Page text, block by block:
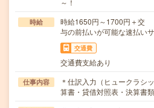
～！
時給
時給1650円～1700円＋交
与の前払いが可能な速払い
交通費
交通費支給あり
仕事内容
＊仕訳入力（ヒュークラシ
算書・貸借対照表・決算書